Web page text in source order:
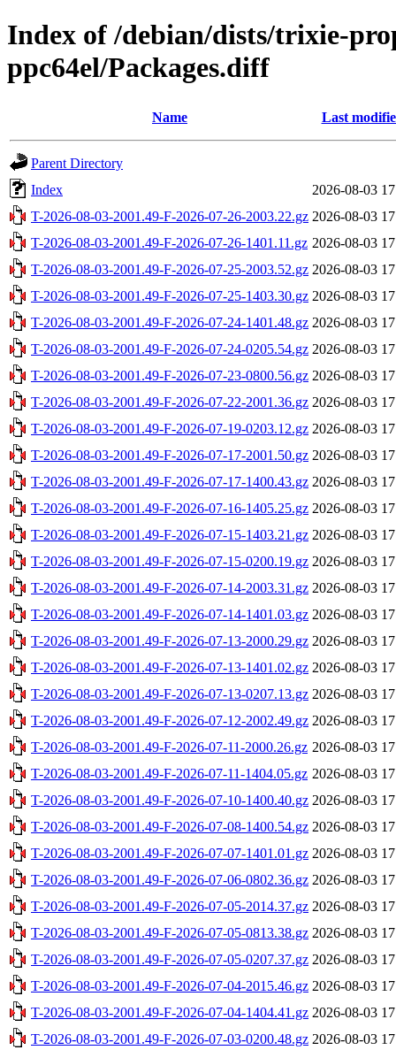
Index of /debian/dists/trixie-
ppc64el/Packages.diff
Name Last
Parent Directory
Index
2026-08-03
T-2026-08-03-2001.49-F-2026-07-26-2003.22.gz 2026-08-03
T-2026-08-03-2001.49-F-2026-07-26-1401.11.gz 2026-08-03
T-2026-08-03-2001.49-F-2026-07-25-2003.52.gz 2026-08-03
T-2026-08-03-2001.49-F-2026-07-25-1403.30.gz 2026-08-03
T-2026-08-03-2001.49-F-2026-07-24-1401.48.gz 2026-08-03
T-2026-08-03-2001.49-F-2026-07-24-0205.54.gz 2026-08-03
T-2026-08-03-2001.49-F-2026-07-23-0800.56.gz 2026-08-03
T-2026-08-03-2001.49-F-2026-07-22-2001.36.gz 2026-08-03
T-2026-08-03-2001.49-F-2026-07-19-0203.12.gz 2026-08-03
T-2026-08-03-2001.49-F-2026-07-17-2001.50.gz 2026-08-03
T-2026-08-03-2001.49-F-2026-07-17-1400.43.gz 2026-08-03
T-2026-08-03-2001.49-F-2026-07-16-1405.25.gz 2026-08-03
T-2026-08-03-2001.49-F-2026-07-15-1403.21.gz 2026-08-03
T-2026-08-03-2001.49-F-2026-07-15-0200.19.gz 2026-08-03
T-2026-08-03-2001.49-F-2026-07-14-2003.31.gz 2026-08-03
T-2026-08-03-2001.49-F-2026-07-14-1401.03.gz 2026-08-03
T-2026-08-03-2001.49-F-2026-07-13-2000.29.gz 2026-08-03
T-2026-08-03-2001.49-F-2026-07-13-1401.02.gz 2026-08-03
T-2026-08-03-2001.49-F-2026-07-13-0207.13.gz 2026-08-03
T-2026-08-03-2001.49-F-2026-07-12-2002.49.gz 2026-08-03
T-2026-08-03-2001.49-F-2026-07-11-2000.26.gz 2026-08-03
T-2026-08-03-2001.49-F-2026-07-11-1404.05.gz 2026-08-03
T-2026-08-03-2001.49-F-2026-07-10-1400.40.gz 2026-08-03
T-2026-08-03-2001.49-F-2026-07-08-1400.54.gz 2026-08-03
T-2026-08-03-2001.49-F-2026-07-07-1401.01.gz 2026-08-03
T-2026-08-03-2001.49-F-2026-07-06-0802.36.gz 2026-08-03
T-2026-08-03-2001.49-F-2026-07-05-2014.37.gz 2026-08-03
T-2026-08-03-2001.49-F-2026-07-05-0813.38.gz 2026-08-03
T-2026-08-03-2001.49-F-2026-07-05-0207.37.gz 2026-08-03
T-2026-08-03-2001.49-F-2026-07-04-2015.46.gz 2026-08-03
T-2026-08-03-2001.49-F-2026-07-04-1404.41.gz 2026-08-03
T-2026-08-03-2001.49-F-2026-07-03-0200.48.gz 2026-08-03